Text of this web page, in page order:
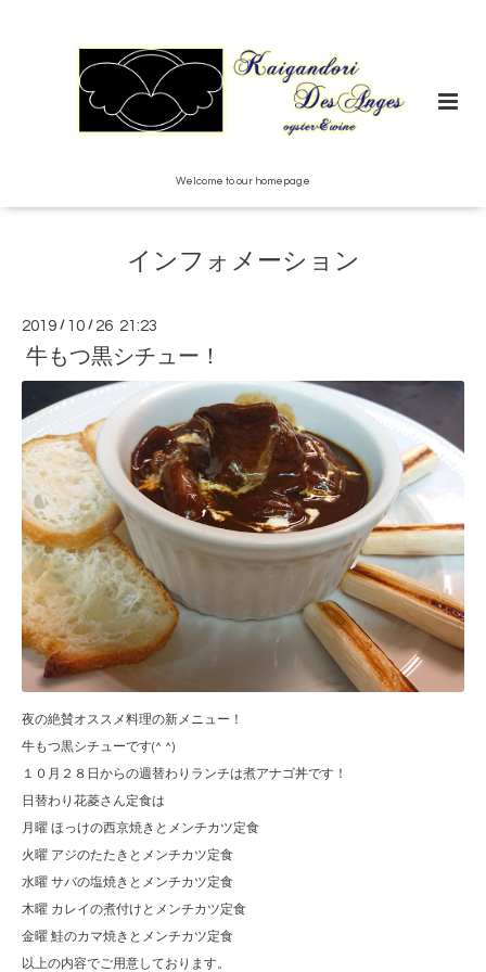
Welcome to our homepage
インフォメーション
2019 / 10 / 26 21:23
牛もつ黒シチュー！
夜の絶賛オススメ料理の新メニュー！
牛もつ黒シチューです(^ ^)
１０月２８日からの週替わりランチは煮アナゴ丼です！
日替わり花菱さん定食は
月曜 ほっけの西京焼きとメンチカツ定食
火曜 アジのたたきとメンチカツ定食
水曜 サバの塩焼きとメンチカツ定食
木曜 カレイの煮付けとメンチカツ定食
金曜 鮭のカマ焼きとメンチカツ定食
以上の内容でご用意しております。